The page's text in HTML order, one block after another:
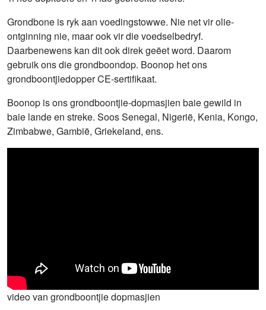
Grondbone is ryk aan voedingstowwe. Nie net vir olie-
ontginning nie, maar ook vir die voedselbedryf.
Daarbenewens kan dit ook direk geëet word. Daarom
gebruik ons ​​die grondboondop. Boonop het ons
grondboontjiedopper CE-sertifikaat.
Boonop is ons grondboontjie-dopmasjien baie gewild in
baie lande en streke. Soos Senegal, Nigerië, Kenia, Kongo,
Zimbabwe, Gambië, Griekeland, ens.
video van grondboontjie dopmasjien